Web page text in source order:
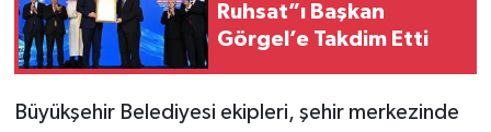
Ruhsat”ı Başkan
Görgel’e Takdim Etti
Büyükşehir Belediyesi ekipleri, şehir merkezinde